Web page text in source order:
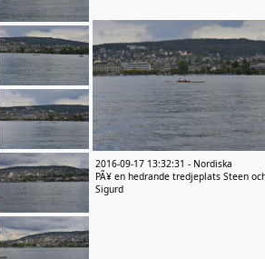
2016-09-17 13:32:31 - Nordiska
PÃ¥ en hedrande tredjeplats Steen
Sigurd